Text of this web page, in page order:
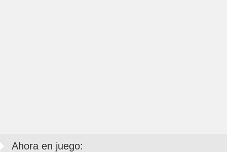
Ahora en juego: